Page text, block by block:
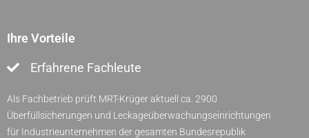
Ihre Vorteile
Erfahrene Fachleute
Als Fachbetrieb prüft MRT-Krüger aktuell ca. 2900
Überfüllsicherungen und Leckageüberwachungseinrichtungen
für Industrieunternehmen der gesamten Bundesrepublik